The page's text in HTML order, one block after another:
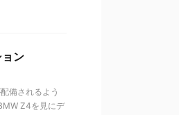
ン
備されるよう
Z4を見にデ